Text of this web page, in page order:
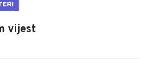
vijest